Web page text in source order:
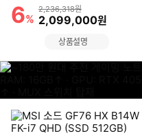
할인률
6%
상품금액
2,236,318원
할인금액
2,099,000원
상품설명